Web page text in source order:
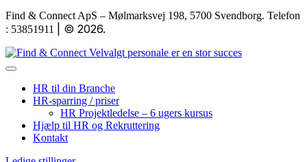
Find & Connect ApS – Mølmarksvej 198, 5700 Svendborg. Telefon
: 53851911
© 2026.
HR til din Branche
HR-sparring / priser
HR Projektledelse – 6 ugers kursus
Hjælp til HR og Rekruttering
Kontakt